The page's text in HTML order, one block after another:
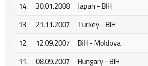
14. 30.01.2008 Japan - BIH
13.
21.11.2007 Turkey - BIH
12.
12.09.2007 BiH - Moldova
11.
08.09.2007 Hungary - BIH